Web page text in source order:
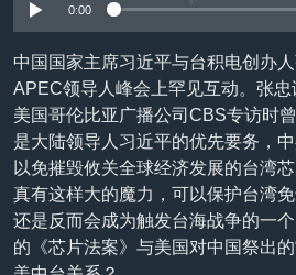
检
索
非洲
美洲
全球议题
军事
劳工
环境
国会报道
美中关系
美国建国250周年
埃博拉疫情
美国之音专访
重要讲话与声明
台海两岸关系
VOA今日焦点
中文广播
关注我们
其他语言网站
0:00
中国国家主席习近平与台积电创办
APEC领导人峰会上罕见互动。张忠
美国哥伦比亚广播公司CBS专访时
是大陆领导人习近平的优先要务，
以免摧毁攸关全球经济发展的台湾
真有这样大的魔力，可以保护台湾
还是反而会成为触发台海战争的一
的《芯片法案》与美国对中国祭出